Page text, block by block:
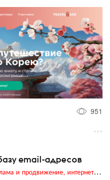
951
email-адресов
Digital (web-дизайн, интернет-реклама и продвижение, интернет-сообщества и блоги, интернет-коммуникации, мобильный маркетинг, реклама на цифровых экранах)